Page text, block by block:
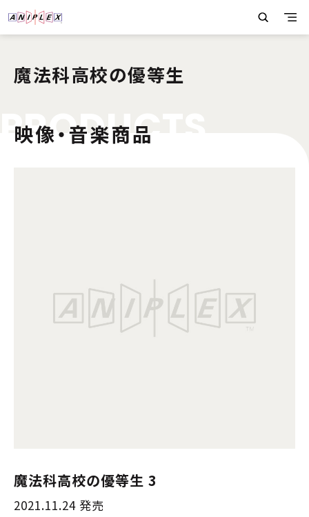
魔法科高校の優等生
PRODUC
映像・音楽商品
魔法科高校の優等生 3
2021.11.24 発売